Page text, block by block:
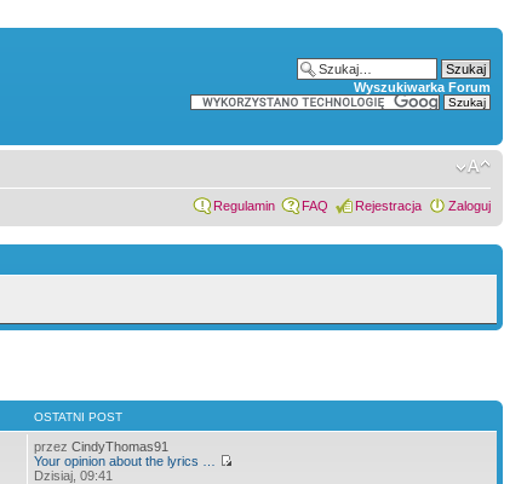
Wyszukiwarka Forum
Regulamin FAQ Rejestracja Zaloguj
OSTATNI POST
przezCindyThomas91
Your opinion about the lyrics …
Dzisiaj, 09:41